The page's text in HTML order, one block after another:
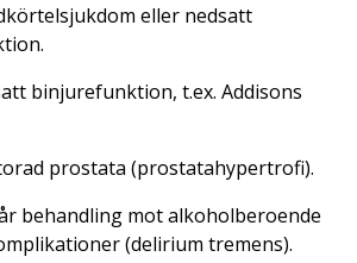
eller nedsatt
binjurefunktion, t.ex. Addisons
prostata (prostatahypertrofi).
behandling mot alkoholberoende
(delirium tremens).